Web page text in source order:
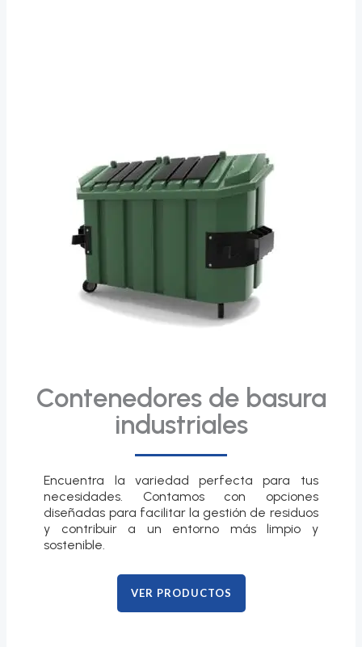
Contenedores de basura
industriales
Encuentra la variedad perfecta para tus
necesidades. Contamos con opciones
diseñadas para facilitar la gestión de residuos
y contribuir a un entorno más limpio y
sostenible.
VER PRODUCTOS